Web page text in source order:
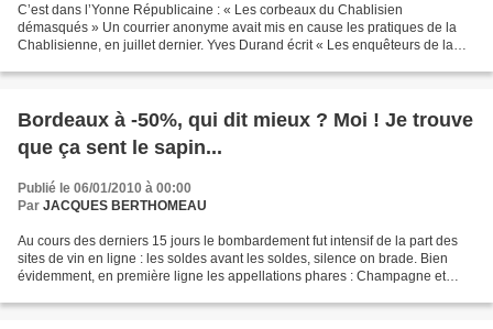
C’est dans l’Yonne Républicaine : « Les corbeaux du Chablisien
démasqués » Un courrier anonyme avait mis en cause les pratiques de la
Chablisienne, en juillet dernier. Yves Durand écrit « Les enquêteurs de la
Bordeaux à -50%, qui dit mieux ?‏ Moi ! Je trouve
que ça sent le sapin...
Publié le 06/01/2010 à 00:00
Par JACQUES BERTHOMEAU
Au cours des derniers 15 jours le bombardement fut intensif de la part des
sites de vin en ligne : les soldes avant les soldes, silence on brade. Bien
évidemment, en première ligne les appellations phares : Champagne et